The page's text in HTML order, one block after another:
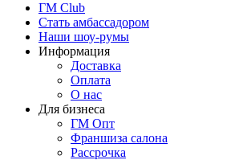
ГМ Club
Стать амбассадором
Наши шоу-румы
Информация
Доставка
Оплата
О нас
Для бизнеса
ГМ Опт
Франшиза салона
Рассрочка